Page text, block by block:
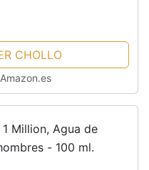
CHOLLO
Amazon.es
Million, Agua de
- 100 ml.